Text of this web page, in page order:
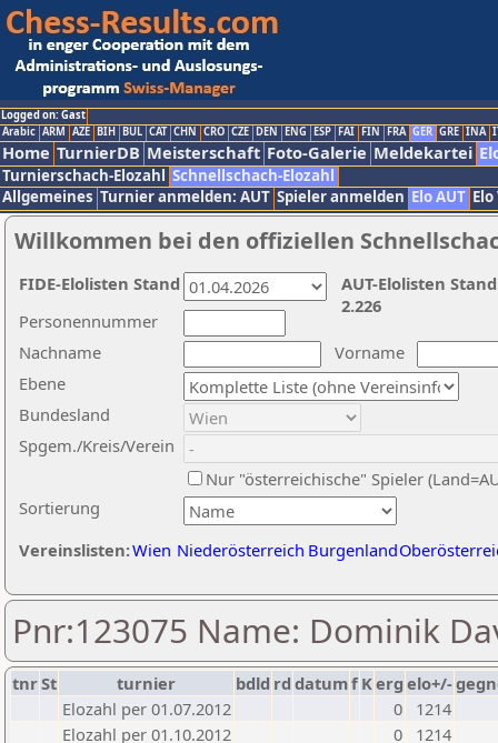
Logged on: Gast
Arabic ARM AZE BIH BUL CAT CHN CRO CZE DEN ENG ESP FAI FIN FRA GER GRE INA
Home TurnierDB Meisterschaft Foto-Galerie Meldekartei
Turnierschach-Elozahl Schnellschach-Elozahl
Allgemeines Turnier anmelden: AUT Spieler anmelden Elo AUT
Willkommen bei den offiziellen
Nachname
Vorname
Ebene
Sortierung
Personennummer
Bundesland
Spgem./Kreis/Verein
Nur "österreichische" Spieler
Vereinslisten:Wien Niederösterreich Burgenland
AUT-Elolisten
2.226
FIDE-Elolisten Stand
Pnr:123075 Name: Dominik
tnrSt turnier bdld rd datumf Kerg elo+/-
Elozahl per 01.07.2012
0
1214
Elozahl per 01.10.2012
0
1214